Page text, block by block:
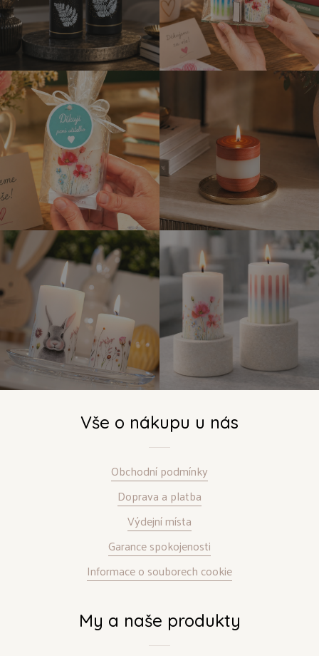
Vše o nákupu u nás
Obchodní podmínky
Doprava a platba
Výdejní místa
Garance spokojenosti
Informace o souborech cookie
My a naše produkty